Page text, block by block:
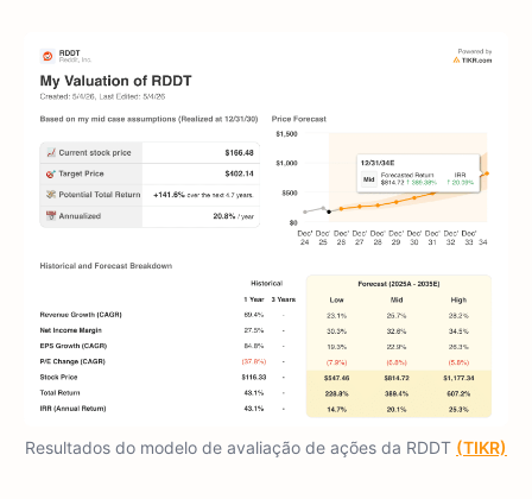
Resultados do modelo de avaliação de ações da RDDT (TIKR)